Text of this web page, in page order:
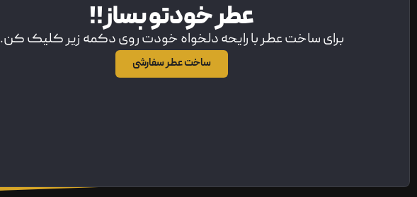
عطر خودتو بساز!!
برای ساخت عطر با رایحه دلخواه خودت روی دکمه زیر کلیک کن.
ساخت عطر سفارشی